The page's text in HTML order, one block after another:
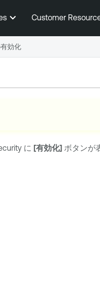
移動するCustomer
に [有効化] ボタンが
効化